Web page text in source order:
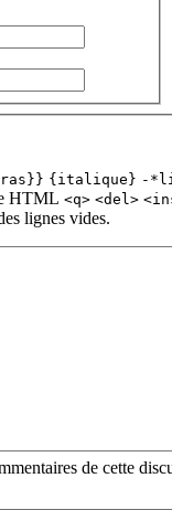
{italique} -
HTML <q> <del>
lignes vides.
de cette